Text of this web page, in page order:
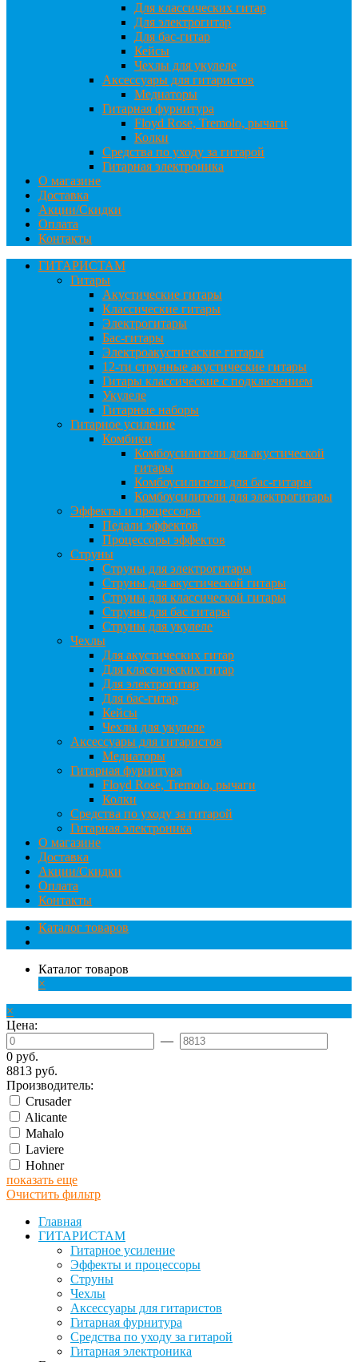
Для классических гитар
Для электрогитар
Для бас-гитар
Кейсы
Чехлы для укулеле
Аксессуары для гитаристов
Медиаторы
Гитарная фурнитура
Floyd Rose, Tremolo, рычаги
Колки
Средства по уходу за гитарой
Гитарная электроника
О магазине
Доставка
Акции/Скидки
Оплата
Контакты
ГИТАРИСТАМ
Гитары
Акустические гитары
Классические гитары
Электрогитары
Бас-гитары
Электроакустические гитары
12-ти струнные акустические гитары
Гитары классические с подключением
Укулеле
Гитарные наборы
Гитарное усиление
Комбики
Комбоусилители для акустической
гитары
Комбоусилители для бас-гитары
Комбоусилители для электрогитары
Эффекты и процессоры
Педали эффектов
Процессоры эффектов
Струны
Струны для электрогитары
Струны для акустической гитары
Струны для классической гитары
Струны для бас гитары
Струны для укулеле
Чехлы
Для акустических гитар
Для классических гитар
Для электрогитар
Для бас-гитар
Кейсы
Чехлы для укулеле
Аксессуары для гитаристов
Медиаторы
Гитарная фурнитура
Floyd Rose, Tremolo, рычаги
Колки
Средства по уходу за гитарой
Гитарная электроника
О магазине
Доставка
Акции/Скидки
Оплата
Контакты
Каталог товаров
Каталог товаров
×
×
Цена:
—
0 руб.
8813 руб.
Производитель:
Crusader
Alicante
Mahalo
Laviere
Hohner
показать еще
Очистить фильтр
Главная
ГИТАРИСТАМ
Гитарное усиление
Эффекты и процессоры
Струны
Чехлы
Аксессуары для гитаристов
Гитарная фурнитура
Средства по уходу за гитарой
Гитарная электроника